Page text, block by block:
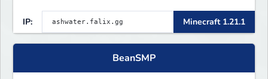
IP: Minecraft 1.21.1
BeanSMP